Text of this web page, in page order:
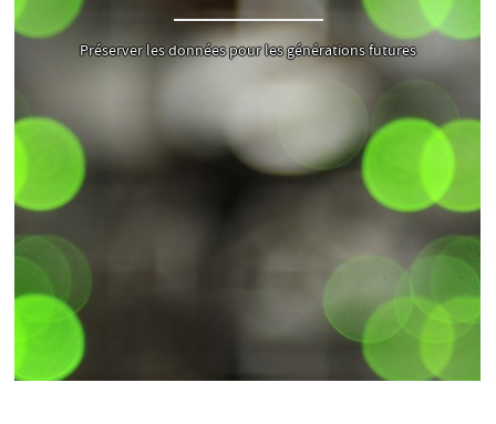
Préserver les données pour les générations futures